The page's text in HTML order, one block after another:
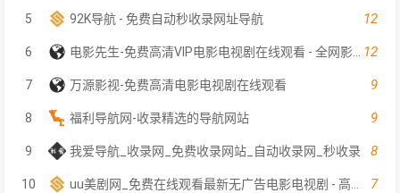
5 92K导航 - 免费自动秒收录网址导航 12
6 12
7 万源影视-免费高清电影电视剧在线观看 9
8 福利导航网-收录精选的导航网站 9
9 我爱导航_收录网_免费收录网站_自动收录网_秒收录 8
10 7